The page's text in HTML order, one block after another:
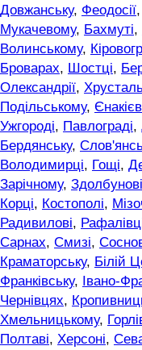
Довжанську, Феодосії,
Мукачевому, Бахмуті,
Волинському,
Броварах, Шостці,
Олександрії,
Подільському,
Ужгороді, Павлограді,
Бердянську,
Володимирці, Гощі,
Зарічному, Здолбунові
Корці, Костополі,
Радивилові,
Сарнах, Смизі,
Краматорську, Білій
Франківську, Івано-
Чернівцях,
Хмельницькому,
Полтаві, Херсоні,